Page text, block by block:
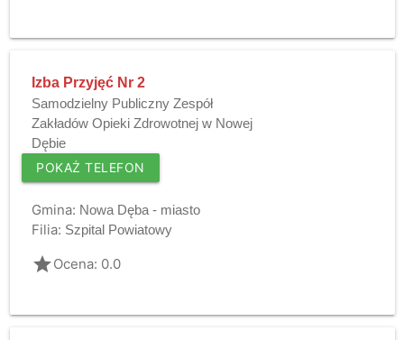
Izba Przyjęć Nr 2
Samodzielny Publiczny Zespół
Zakładów Opieki Zdrowotnej w Nowej
Dębie
POKAŻ TELEFON
Gmina: Nowa Dęba - miasto
Filia: Szpital Powiatowy
gradeOcena: 0.0